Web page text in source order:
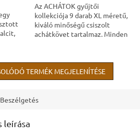
Az ACHÁTOK gyűjtői
kollekciója 9 darab XL méretű,
kiváló minőségű csiszolt
achátkövet tartalmaz. Minden
tulajdonságokkal. A nevek,...
TERMÉK MEGJELENÍTÉSE
Beszélgetés
leírása